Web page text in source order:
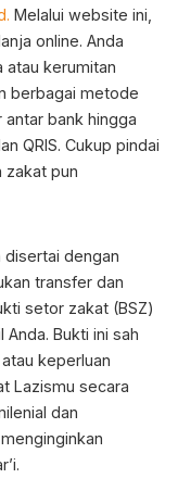
Melalui website ini,
online. Anda
atau kerumitan
berbagai metode
bank hingga
QRIS. Cukup pindai
zakat pun
disertai dengan
transfer dan
setor zakat (BSZ)
Bukti ini sah
keperluan
Lazismu secara
dan